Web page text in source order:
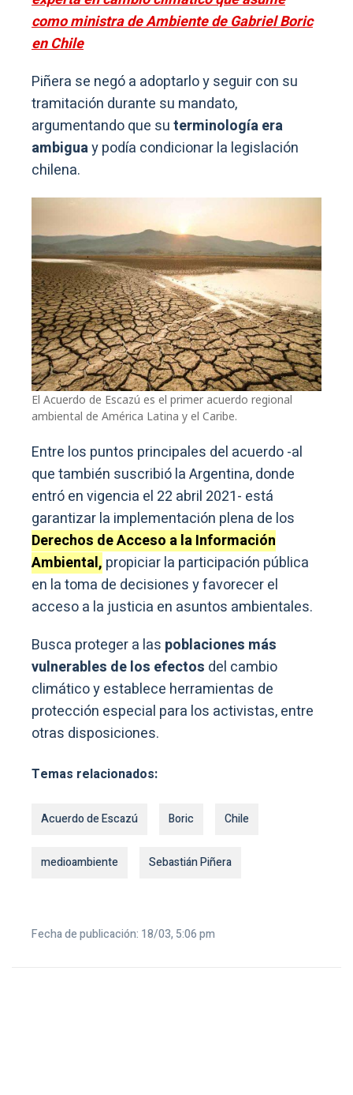
como ministra de Ambiente de Gabriel Boric
en Chile
Piñera se negó a adoptarlo y seguir con su
tramitación durante su mandato,
argumentando que suterminología era
ambiguay podía condicionar la legislación
chilena.
El Acuerdo de Escazú es el primer acuerdo regional
ambiental de América Latina y el Caribe.
Entre los puntos principales del acuerdo -al
que también suscribió la Argentina, donde
entró en vigencia el 22 abril 2021- está
garantizar la implementación plena de los
Derechos de Acceso a la Información
Ambiental, propiciar la participación pública
en la toma de decisiones y favorecer el
acceso a la justicia en asuntos ambientales.
Busca proteger a las poblaciones más
vulnerables de los efectos del cambio
climático y establece herramientas de
protección especial para los activistas, entre
otras disposiciones.
Temas relacionados:
Acuerdo de Escazú Boric Chile
medioambiente Sebastián Piñera
Fecha de publicación: 18/03, 5:06 pm